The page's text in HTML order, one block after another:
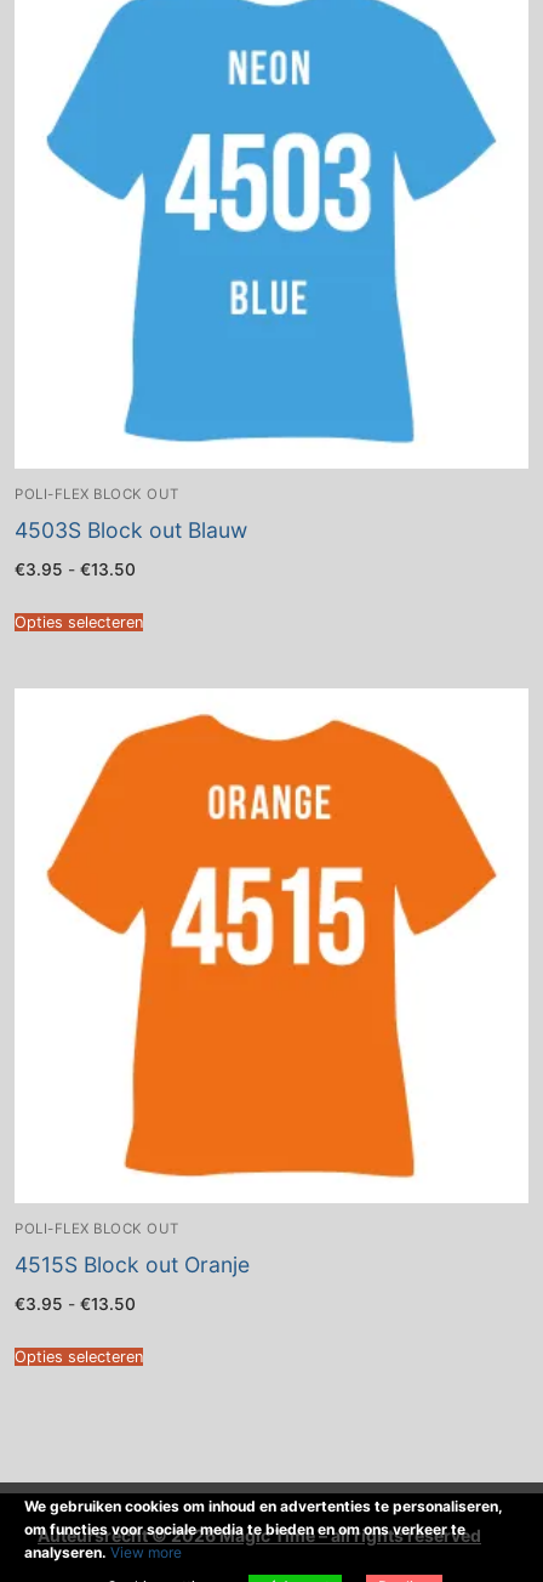
POLI-FLEX BLOCK OUT
4503S Block out Blauw
€3.95 - €13.50
€13.50
Opties selecteren
POLI-FLEX BLOCK OUT
4515S Block out Oranje
€3.95 - €13.50
€13.50
Opties selecteren
Auteursrecht © 2026 Magic Time – all rights reserved
We gebruiken cookies om inhoud en advertenties te personaliseren,
om functies voor sociale media te bieden en om ons verkeer te
analyseren. View more